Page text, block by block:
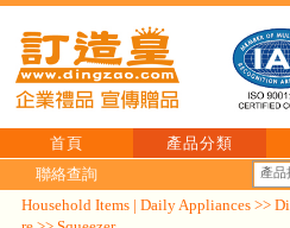
首頁 產品分類
聯絡查詢
Household Items | Daily Appliances >>